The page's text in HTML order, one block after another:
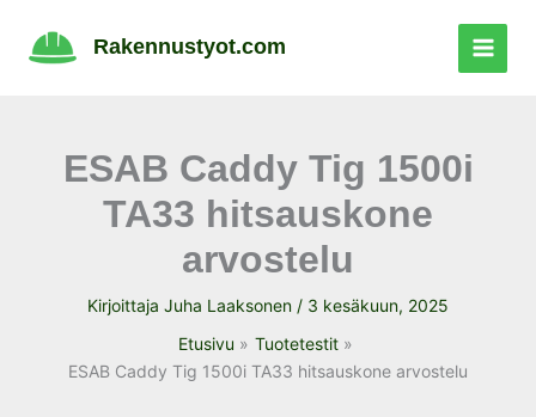
sisältöön
Rakennustyot.com
ESAB Caddy Tig 1500i
TA33 hitsauskone
arvostelu
Kirjoittaja Juha Laaksonen / 3 kesäkuun, 2025
Etusivu
Tuotetestit
ESAB Caddy Tig 1500i TA33 hitsauskone arvostelu